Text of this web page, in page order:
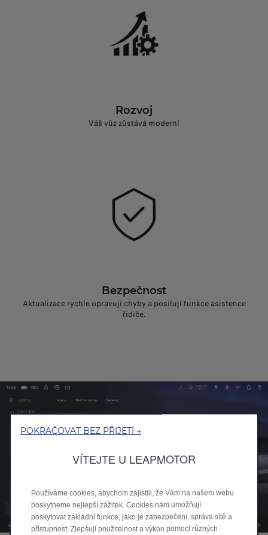
Rozvoj
Váš vůz zůstává moderní
Bezpečnost
Aktualizace rychle opravují chyby a posilují funkce asistence
řidiče.
POKRAČOVAT BEZ PŘIJETÍ →
VÍTEJTE U LEAPMOTOR
Používáme cookies, abychom zajistili, že Vám na našem webu
poskytneme nejlepší zážitek. Cookies nám umožňují
poskytovat základní funkce, jako je zabezpečení, správa sítě a
přístupnost. Zlepšují použitelnost a výkon pomocí různých